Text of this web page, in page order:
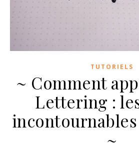
TUTORIELS
~ Comment
Lettering :
incontournables
~